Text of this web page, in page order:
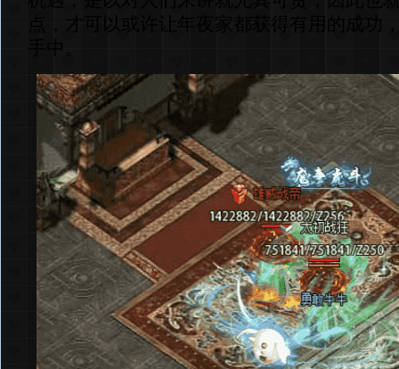
点，才可以或许让年夜家都获得有用的成功